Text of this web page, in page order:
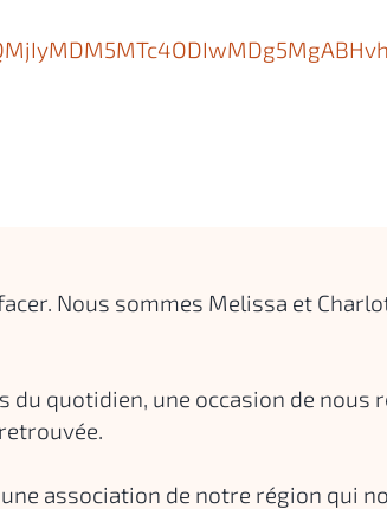
Nous sommes Melissa et
quotidien, une occasion de
association de notre région qui